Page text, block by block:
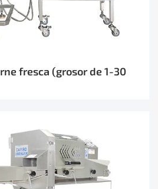
fresca (grosor de 1-30